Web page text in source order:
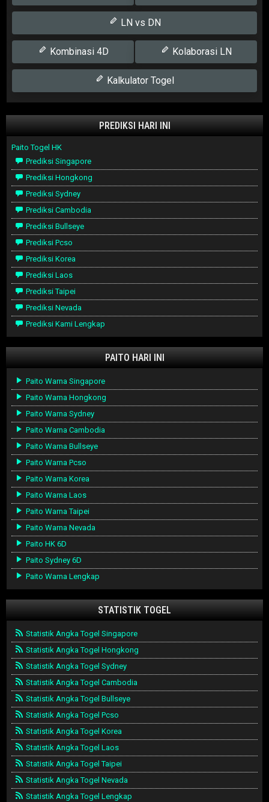
LN vs DN
Kombinasi 4D Kolaborasi LN
Kalkulator Togel
PREDIKSI HARI INI
Paito Togel HK
Prediksi Singapore
Prediksi Hongkong
Prediksi Sydney
Prediksi Cambodia
Prediksi Bullseye
Prediksi Pcso
Prediksi Korea
Prediksi Laos
Prediksi Taipei
Prediksi Nevada
Prediksi Kami Lengkap
PAITO HARI INI
Paito Warna Singapore
Paito Warna Hongkong
Paito Warna Sydney
Paito Warna Cambodia
Paito Warna Bullseye
Paito Warna Pcso
Paito Warna Korea
Paito Warna Laos
Paito Warna Taipei
Paito Warna Nevada
Paito HK 6D
Paito Sydney 6D
Paito Warna Lengkap
STATISTIK TOGEL
Statistik Angka Togel Singapore
Statistik Angka Togel Hongkong
Statistik Angka Togel Sydney
Statistik Angka Togel Cambodia
Statistik Angka Togel Bullseye
Statistik Angka Togel Pcso
Statistik Angka Togel Korea
Statistik Angka Togel Laos
Statistik Angka Togel Taipei
Statistik Angka Togel Nevada
Statistik Angka Togel Lengkap